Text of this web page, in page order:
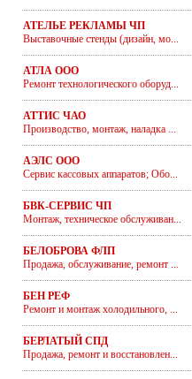
АТЕЛЬЕ РЕКЛАМЫ ЧП
Выставочные стенды (дизайн, мо...
АТЛА ООО
Ремонт технологического оборуд...
АТТИС ЧАО
Производство, монтаж, наладка ...
АЭЛС ООО
Сервис кассовых аппаратов; Обо...
БВК-СЕРВИС ЧП
Монтаж, техническое обслуживан...
БЕЛОБРОВА ФЛП
Продажа, обслуживание, ремонт ...
БЕН РЕФ
Ремонт и монтаж холодильного, ...
БЕРЛАТЫЙ СПД
Продажа, ремонт и восстановлен...